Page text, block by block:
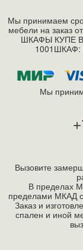
Мы принимаем
мебели на заказ
ШКАФЫ КУПЕ
Мы
Вызовите
В пределах
пределами МКАД
Заказ и
спален и иной